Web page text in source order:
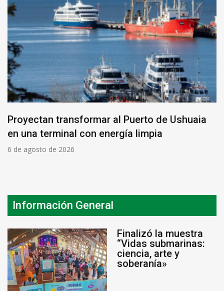
Proyectan transformar al Puerto de Ushuaia
en una terminal con energía limpia
6 de agosto de 2026
Información General
Finalizó la muestra
“Vidas submarinas:
ciencia, arte y
soberanía»